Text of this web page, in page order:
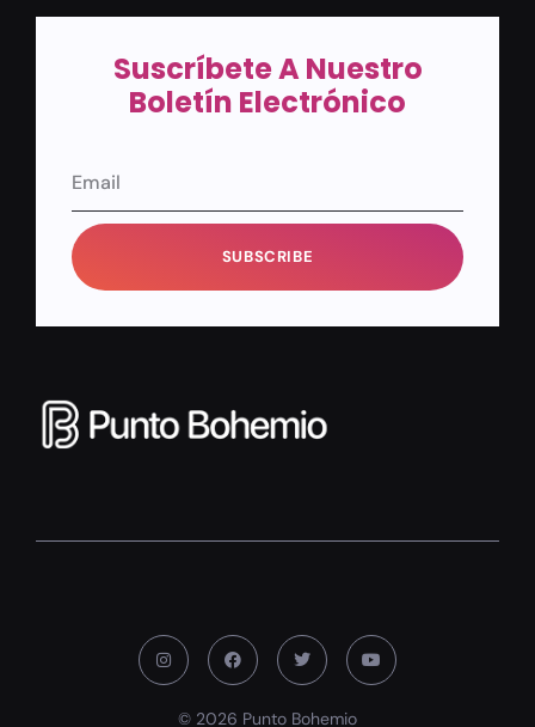
Suscríbete A Nuestro
Boletín Electrónico
SUBSCRIBE
© 2026 Punto Bohemio